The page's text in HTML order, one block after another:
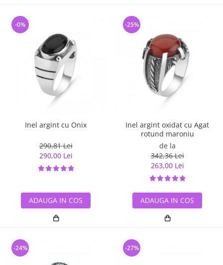
Inel argint cu Onix
290,81 Lei
290,00 Lei
-0%
ADAUGA IN COS
Inel argint oxidat cu Agat
rotund maroniu
de la
342,36 Lei
263,00 Lei
-25%
ADAUGA IN COS
-24% -27%